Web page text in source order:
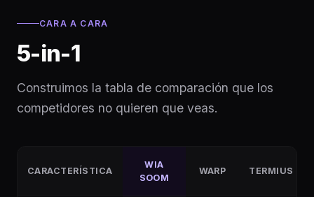
CARA A CARA
5-in-1
Construimos la tabla de comparación que los
competidores no quieren que veas.
CARACTERÍSTICA
WIA
SOOM
WARP TERMIUS